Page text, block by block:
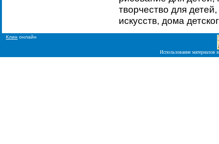
творчество для
искусств, дома
Клин онлайн
Использование материалов